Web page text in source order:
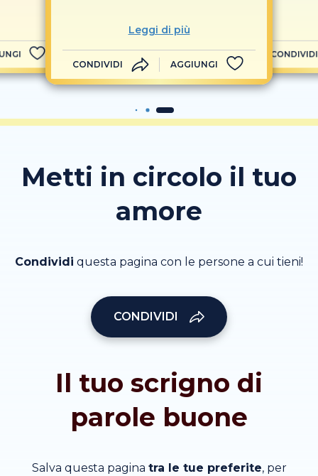
Leggi di più
CONDIVIDI AGGIUNGI
CONDIVIDI
Metti in circolo il tuo
amore
Condividi questa pagina con le persone a cui tieni!
CONDIVIDI
Il tuo scrigno di
parole buone
Salva questa pagina tra le tue preferite, per